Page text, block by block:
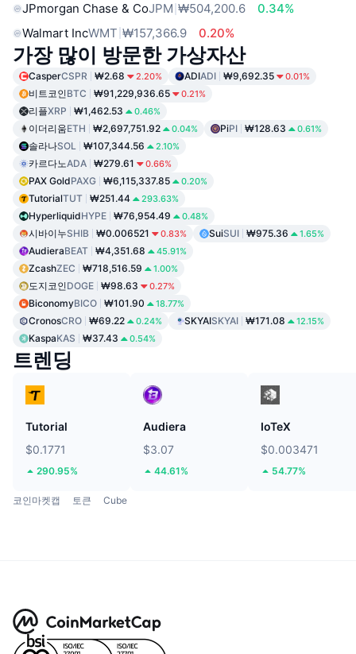
JPmorgan Chase & CoJPM ₩504,200.6
0.34%
Walmart IncWMT ₩157,366.9 0.20%
가장 많이 방문한 가상자산
CasperCSPR ₩2.68 2.20% ADIADI ₩9,692.35 0.01%
비트코인BTC ₩91,229,936.65 0.21%
리플XRP ₩1,462.53 0.46%
이더리움ETH ₩2,697,751.92 0.04% PiPI ₩128.63 0.61%
솔라나SOL ₩107,344.56 2.10%
카르다노ADA ₩279.61 0.66%
PAX GoldPAXG ₩6,115,337.85 0.20%
TutorialTUT ₩251.44 293.63%
HyperliquidHYPE ₩76,954.49 0.48%
시바이누SHIB ₩0.006521 0.83% SuiSUI ₩975.36 1.65%
AudieraBEAT ₩4,351.68 45.91%
ZcashZEC ₩718,516.59 1.00%
도지코인DOGE ₩98.63 0.27%
BiconomyBICO ₩101.90 18.77%
CronosCRO ₩69.22 0.24% SKYAISKYAI ₩171.08 12.15%
KaspaKAS ₩37.43 0.54%
트렌딩
Tutorial
$0.1771
290.95%
Audiera
$3.07
44.61%
IoTeX
$0.003471
54.77%
코인마켓캡 토큰 Cube